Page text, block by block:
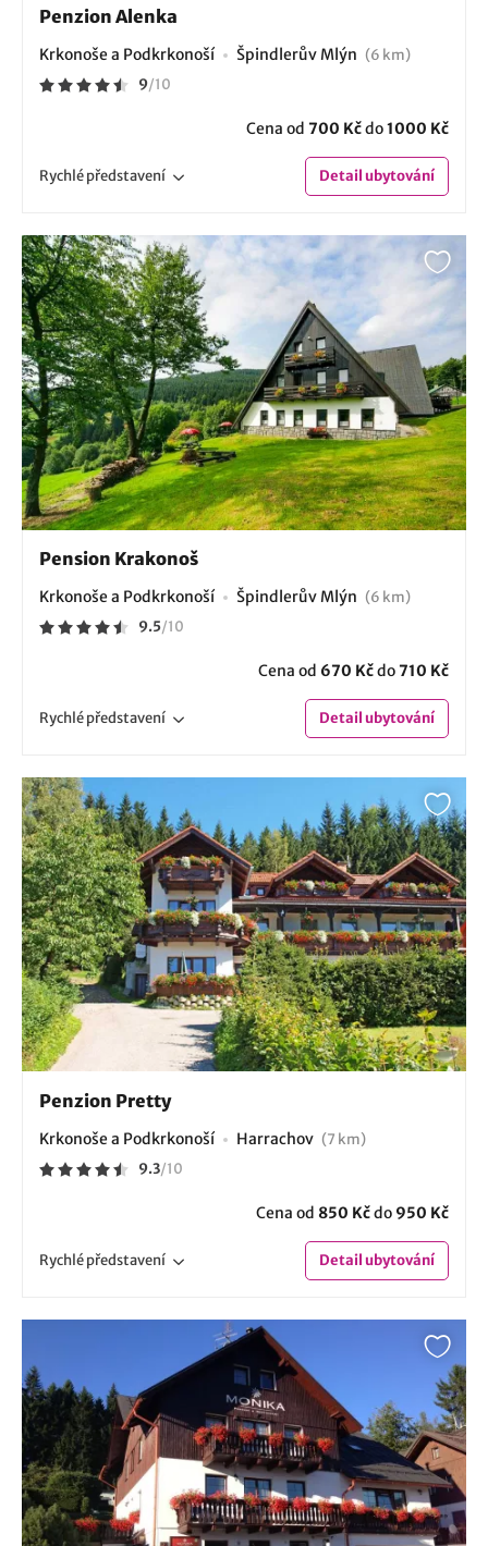
Penzion Alenka
Krkonoše a Podkrkonoší Špindlerův Mlýn (6 km)
9/10
Cena od 700 Kčdo1000 Kč
Rychlépředstavení Detailubytování
Pension Krakonoš
Krkonoše a Podkrkonoší Špindlerův Mlýn (6 km)
9.5/10
Cena od 670 Kčdo710 Kč
Rychlépředstavení Detailubytování
Penzion Pretty
Krkonoše a Podkrkonoší Harrachov (7 km)
9.3/10
Cena od 850 Kčdo 950 Kč
Rychlépředstavení Detailubytování